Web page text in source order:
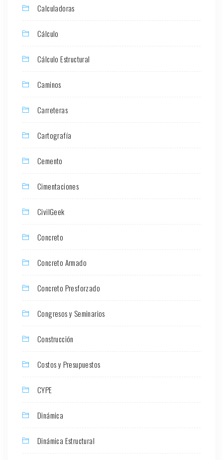
Calculadoras
Cálculo
Cálculo Estructural
Caminos
Carreteras
Cartografía
Cemento
Cimentaciones
CivilGeek
Concreto
Concreto Armado
Concreto Presforzado
Congresos y Seminarios
Construcción
Costos y Presupuestos
CYPE
Dinámica
Dinámica Estructural